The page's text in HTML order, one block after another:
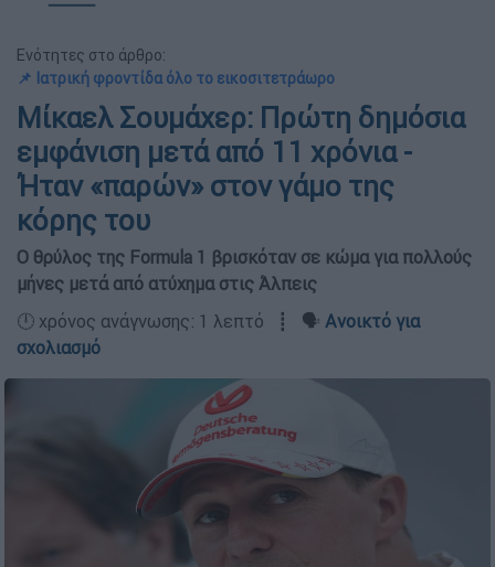
Ενότητες στο άρθρο:
📌 Ιατρική φροντίδα όλο το εικοσιτετράωρο
Μίκαελ Σουμάχερ: Πρώτη δημόσια
εμφάνιση μετά από 11 χρόνια -
Ήταν «παρών» στον γάμο της
κόρης του
Ο θρύλος της Formula 1 βρισκόταν σε κώμα για πολλούς
μήνες μετά από ατύχημα στις Άλπεις
🕛 χρόνος ανάγνωσης: 1 λεπτό ┋ 🗣️ Ανοικτό για
σχολιασμό